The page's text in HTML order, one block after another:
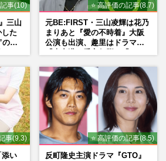
事(10)
三山
た
の呆
⭐ 高評価の記事(8.7)
元BE:FIRST・三山凌輝は花乃
まりあと『愛の不時着』大阪
公演も出演、趣里はドラマ
事(9.3)
添い
⭐ 高評価の記事(8.5)
反町隆史主演ドラマ『GTO』